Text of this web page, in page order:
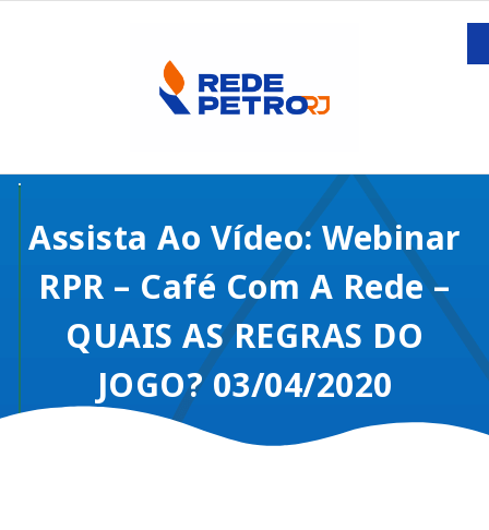
Assista Ao Vídeo: Webinar
RPR – Café Com A Rede –
QUAIS AS REGRAS DO
JOGO? 03/04/2020